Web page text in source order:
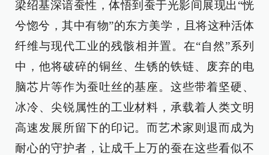
梁绍基深谙蚕性，体悟到蚕于光影间展现出“恍
兮惚兮，其中有物”的东方美学，且将这种活体
纤维与现代工业的残骸相并置。在“自然”系列
中，他将破碎的铜丝、生锈的铁链、废弃的电
脑芯片等作为蚕吐丝的基座。这些带着坚硬、
冰冷、尖锐属性的工业材料，承载着人类文明
高速发展所留下的印记。而艺术家则退而成为
耐心的守护者，让成千上万的蚕在这些看似不